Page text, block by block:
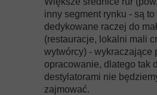
inny segment rynku - są
dedykowane raczej do
(restauracje, lokalni mali
wytwórcy) - wykraczające
opracowanie, dlatego tak
destylatorami nie
zajmować.